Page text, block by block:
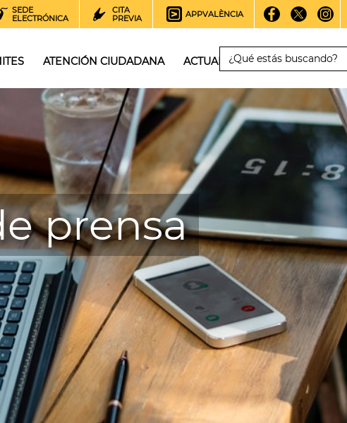
SEDE
ELECTRÓNICA
CITA
PREVIA
APPVALÈNCIA
ATENCIÓN CIUDADANA ACTUALIDAD
prensa